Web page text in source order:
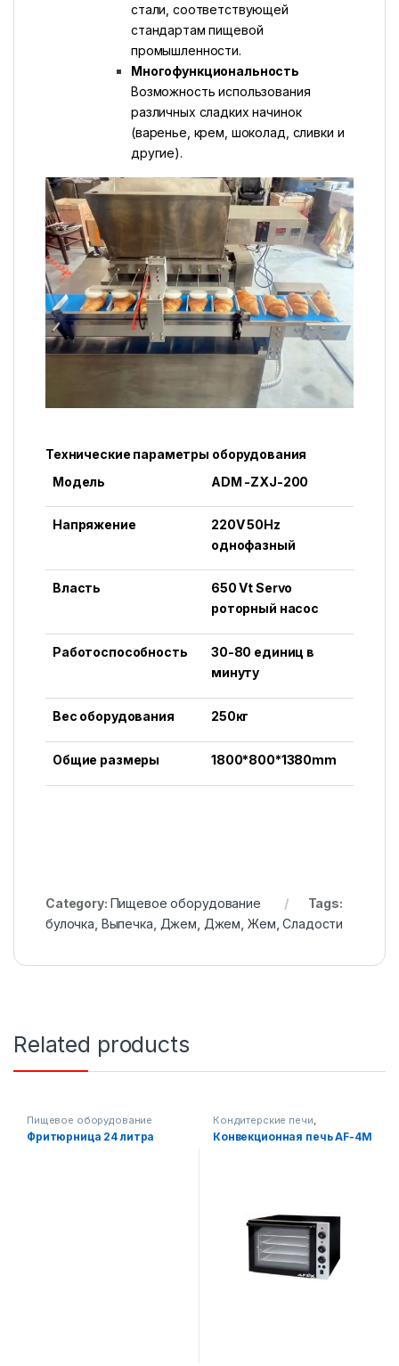
стали, соответствующей
стандартам пищевой
промышленности.
Многофункциональность
Возможность использования
различных сладких начинок
(варенье, крем, шоколад, сливки и
другие).
Технические параметры оборудования
Модель
ADM -ZXJ-200
Напряжение
220V 50Hz
однофазный
Власть
650 Vt Servo
роторный насос
Работоспособность 30-80 единиц в
минуту
Вес оборудования 250кг
Общие размеры 1800*800*1380mm
Category: Пищевое оборудование
Tags:
булочка Выпечка Джем Джем Жем ,Сладости
Related products
Пищевое оборудование
Фритюрница 24 литра
Кондитерские печи,
Оборудование на складе ,
Пищевое оборудование
Конвекционная печь AF-4M